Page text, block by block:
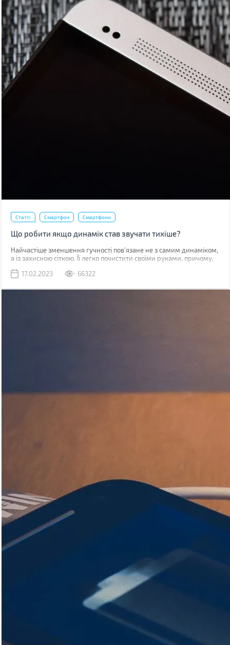
Статті Смартфон Смартфони
Що робити якщо динамік став звучати тихіше?
Найчастіше зменшення гучності пов'язане не з самим динаміком,
а із захисною сіткою. Її легко почистити своїми руками, причому,
17.02.2023
66322